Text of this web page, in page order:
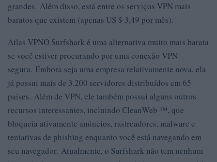
grandes. Além disso, está entre os serviços VPN mais
baratos que existem (apenas US $ 3,49 por mês).
Atlas VPNO Surfshark é uma alternativa muito mais barata
se você estiver procurando por uma conexão VPN
segura. Embora seja uma empresa relativamente nova, ela
já possui mais de 3.200 servidores distribuídos em 65
países. Além de VPN, ele também possui alguns outros
recursos interessantes, incluindo CleanWeb ™, que
bloqueia ativamente anúncios, rastreadores, malware e
tentativas de phishing enquanto você está navegando em
seu navegador. Atualmente, o Surfshark não tem nenhum